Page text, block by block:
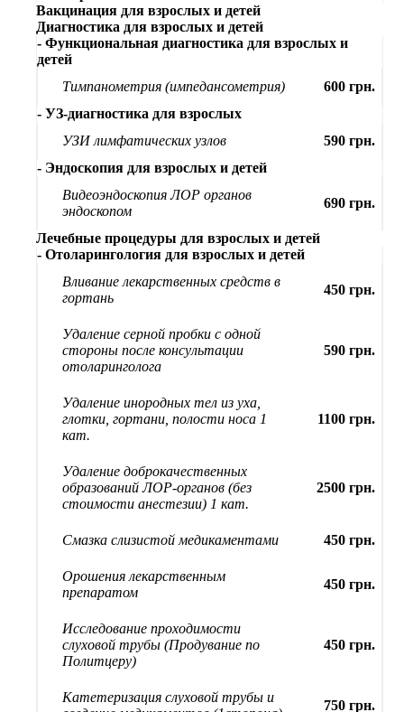
Вакцинация для взрослых и детей
Диагностика для взрослых и детей
- Функциональная диагностика для взрослых и
детей
Тимпанометрия (импедансометрия)
600 грн.
- УЗ-диагностика для взрослых
УЗИ лимфатических узлов
590 грн.
- Эндоскопия для взрослых и детей
Видеоэндоскопия ЛОР органов
эндоскопом
690 грн.
Лечебные процедуры для взрослых и детей
- Отоларингология для взрослых и детей
Вливание лекарственных средств в
гортань
450 грн.
Удаление серной пробки с одной
стороны после консультации
отоларинголога
590 грн.
Удаление инородных тел из уха,
глотки, гортани, полости носа 1
кат.
1100 грн.
Удаление доброкачественных
образований ЛОР-органов (без
стоимости анестезии) 1 кат.
2500 грн.
Смазка слизистой медикаментами 450 грн.
Орошения лекарственным
препаратом
450 грн.
Исследование проходимости
слуховой трубы (Продувание по
Политцеру)
450 грн.
Катетеризация слуховой трубы и
750 грн.